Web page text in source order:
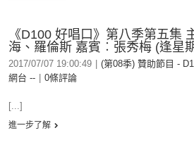
《D100 好唱口》第八季第五集
海、羅倫斯 嘉賓︰張秀梅 (逢星
2017/07/07 19:00:49 (第08季) 贊助節目 -
網台 --
0條評論
[...]
進一步了解